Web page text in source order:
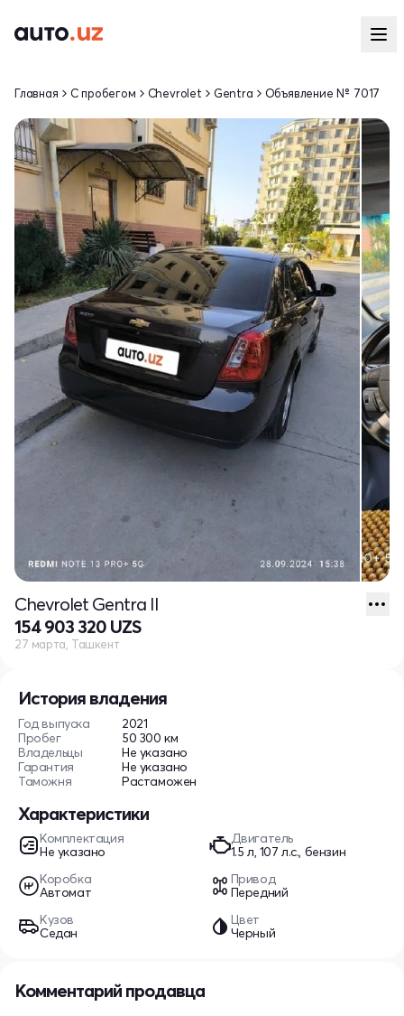
История владения
Год выпуска
2021
Пробег
50 300 км
Владельцы
Не указано
Гарантия
Не указано
Таможня
Растаможен
Характеристики
Комплектация
Не указано
Двигатель
1.5 л, 107 л.с., бензин
Коробка
Автомат
Привод
Передний
Кузов
Седан
Цвет
Черный
Главная С пробегом Chevrolet Gentra Объявление № 7017
Chevrolet Gentra II
154 903 320 UZS
27 марта, Ташкент
Комментарий продавца